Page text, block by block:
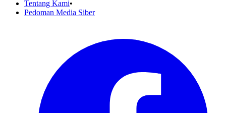
Tentang Kami•
Pedoman Media Siber